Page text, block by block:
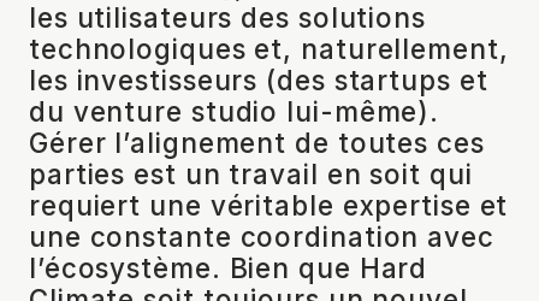
les utilisateurs des solutions
technologiques et, naturellement,
les investisseurs (des startups et
du venture studio lui-même).
Gérer l’alignement de toutes ces
parties est un travail en soit qui
requiert une véritable expertise et
une constante coordination avec
l’écosystème. Bien que Hard